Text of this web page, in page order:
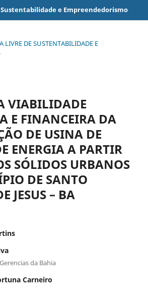
e Empreendedorismo
LIVRE DE SUSTENTABILIDADE E
VIABILIDADE
E FINANCEIRA DA
DE USINA DE
ENERGIA A PARTIR
SÓLIDOS URBANOS
DE SANTO
JESUS – BA
da Bahia
Carneiro